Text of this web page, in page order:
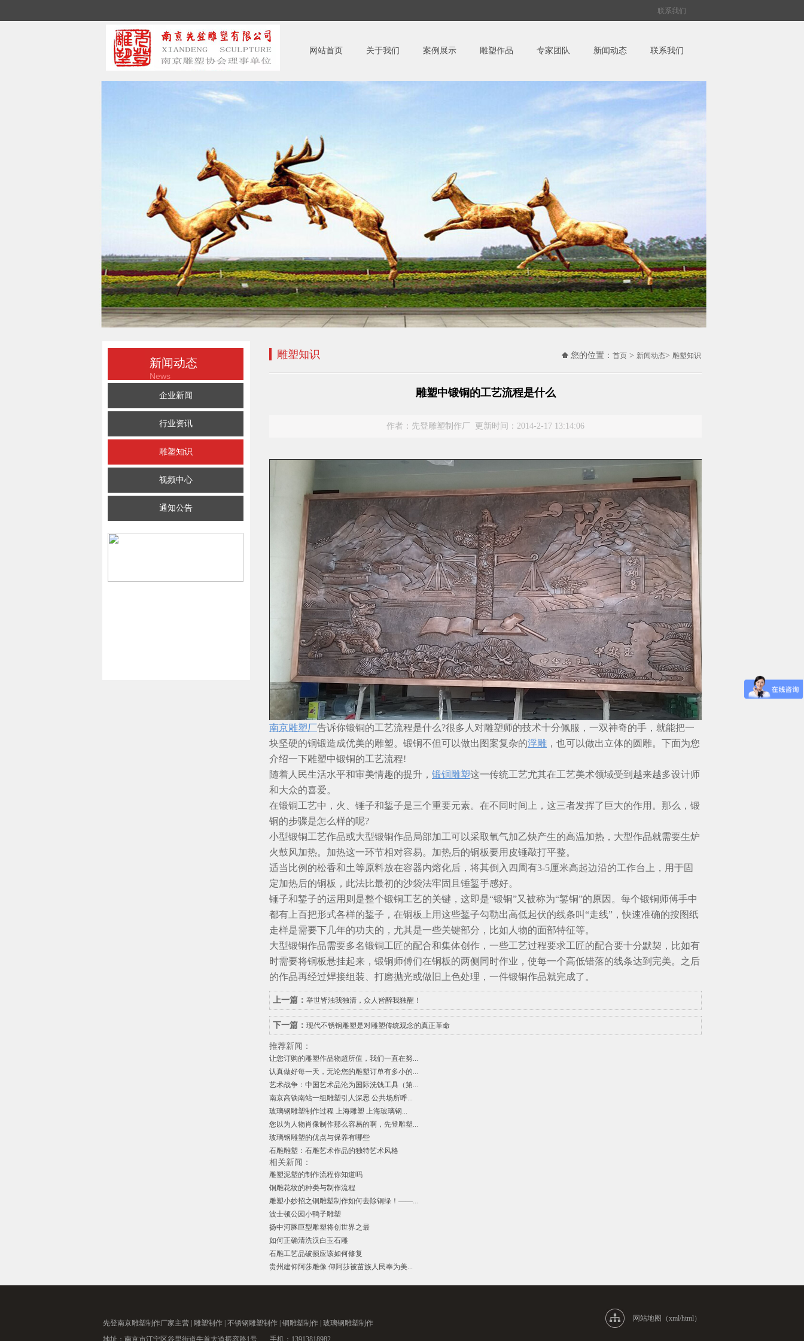
联系我们
网站首页 关于我们 案例展示 雕塑作品 专家团队 新闻动态 联系我们
新闻动态
News
企业新闻
行业资讯
雕塑知识
视频中心
通知公告
雕塑知识 您的位置： 首页 > 新闻动态> 雕塑知识
雕塑中锻铜的工艺流程是什么
作者：先登雕塑制作厂 更新时间：2014-2-17 13:14:06
南京雕塑厂告诉你锻铜的工艺流程是什么?很多人对雕塑师的技术十分佩服，一双神奇的手，就能把一
块坚硬的铜锻造成优美的雕塑。锻铜不但可以做出图案复杂的浮雕 ，也可以做出立体的圆雕。下面为您
介绍一下雕塑中锻铜的工艺流程!
随着人民生活水平和审美情趣的提升， 锻铜雕塑这一传统工艺尤其在工艺美术领域受到越来越多设计师
和大众的喜爱。
在锻铜工艺中，火、锤子和錾子是三个重要元素。在不同时间上，这三者发挥了巨大的作用。那么，锻
铜的步骤是怎么样的呢?
小型锻铜工艺作品或大型锻铜作品局部加工可以采取氧气加乙炔产生的高温加热，大型作品就需要生炉
火鼓风加热。加热这一环节相对容易。加热后的铜板要用皮锤敲打平整。
适当比例的松香和土等原料放在容器内熔化后，将其倒入四周有3-5厘米高起边沿的工作台上，用于固
定加热后的铜板，此法比最初的沙袋法牢固且锤錾手感好。
锤子和錾子的运用则是整个锻铜工艺的关键，这即是“锻铜”又被称为“錾铜”的原因。每个锻铜师傅手中
都有上百把形式各样的錾子，在铜板上用这些錾子勾勒出高低起伏的线条叫“走线”，快速准确的按图纸
走样是需要下几年的功夫的，尤其是一些关键部分，比如人物的面部特征等。
大型锻铜作品需要多名锻铜工匠的配合和集体创作，一些工艺过程要求工匠的配合要十分默契，比如有
时需要将铜板悬挂起来，锻铜师傅们在铜板的两侧同时作业，使每一个高低错落的线条达到完美。 之后
的作品再经过焊接组装、打磨抛光或做旧上色处理，一件锻铜作品就完成了。
上一篇： 举世皆浊我独清，众人皆醉我独醒！
下一篇： 现代不锈钢雕塑是对雕塑传统观念的真正革命
推荐新闻：
让您订购的雕塑作品物超所值，我们一直在努...
认真做好每一天，无论您的雕塑订单有多小的...
艺术战争：中国艺术品沦为国际洗钱工具（第...
南京高铁南站一组雕塑引人深思 公共场所呼...
玻璃钢雕塑制作过程 上海雕塑 上海玻璃钢...
您以为人物肖像制作那么容易的啊，先登雕塑...
玻璃钢雕塑的优点与保养有哪些
石雕雕塑：石雕艺术作品的独特艺术风格
相关新闻：
雕塑泥塑的制作流程你知道吗
铜雕花纹的种类与制作流程
雕塑小妙招之铜雕塑制作如何去除铜绿！——...
波士顿公园小鸭子雕塑
扬中河豚巨型雕塑将创世界之最
如何正确清洗汉白玉石雕
石雕工艺品破损应该如何修复
贵州建仰阿莎雕像 仰阿莎被苗族人民奉为美...
先登南京雕塑制作厂家主营 | 雕塑制作 不锈钢雕塑制作 铜雕塑制作 玻璃钢雕塑制作
地址：南京市江宁区谷里街道牛首大道振容路1号 手机：13913818982
网站地图（xml/html）